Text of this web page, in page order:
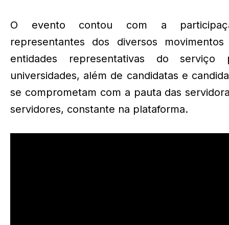
O evento contou com a
representantes dos diversos movimentos
entidades representativas do serviço
universidades, além de candidatas e
se comprometam com a pauta das
servidores, constante na plataforma.